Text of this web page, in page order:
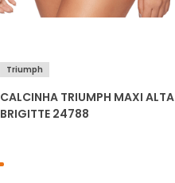
Triumph
CALCINHA TRIUMPH MAXI ALTA
BRIGITTE 24788